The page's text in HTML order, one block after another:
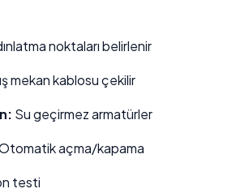
noktaları belirlenir
mekan kablosu çekilir
Su geçirmez armatürler
açma/kapama
testi